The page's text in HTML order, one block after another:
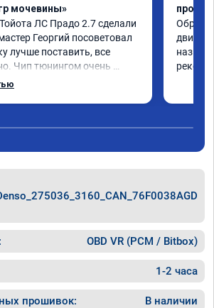
мочевины»
ЛС Прадо 2.7 сделали
Георгий посоветовал
лучше поставить, все
Чип тюнингом очень
ожила немного, отзыв на
пропали провалы. Расход
таким же, но динамика
этот сервис всем.
OBD VR (PCM / Bitbox)
1-2 часа
прошивок: В наличии